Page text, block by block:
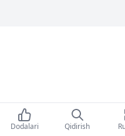
Dodalari Qidirish